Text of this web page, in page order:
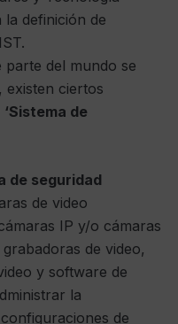
la definición de
parte del mundo se
existen ciertos
‘Sistema de
de seguridad
de video
IP y/o cámaras
de video,
y software de
la
de